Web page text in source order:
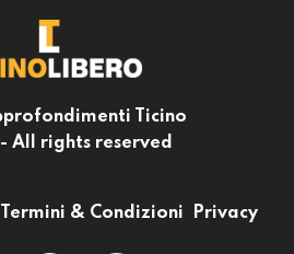
Ticino
All rights reserved
Termini & Condizioni Privacy